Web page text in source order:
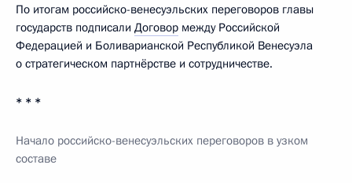
По итогам российско-венесуэльских переговоров главы
государств подписали Договор между Российской
Федерацией и Боливарианской Республикой Венесуэла
о стратегическом партнёрстве и сотрудничестве.
* * *
Начало российско-венесуэльских переговоров в узком
составе